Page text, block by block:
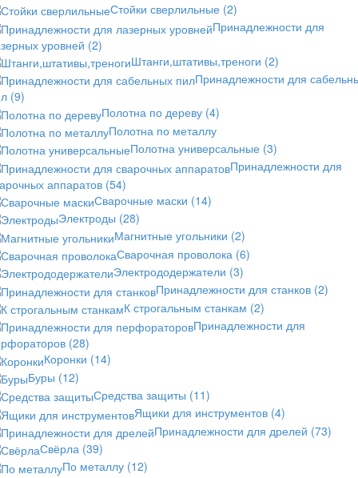
Стойки сверлильные (2)
Принадлежности для
уровней (2)
Штанги,штативы,треноги (2)
Принадлежности для
(9)
Полотна по дереву (4)
Полотна по металлу
Полотна универсальные (3)
Принадлежности для
аппаратов (54)
Сварочные маски (14)
Электроды (28)
Магнитные угольники (2)
Сварочная проволока (6)
Электрододержатели (3)
Принадлежности для станков (2)
К строгальным станкам (2)
Принадлежности для
(28)
Коронки (14)
Буры (12)
Средства защиты (11)
Ящики для инструментов (4)
Принадлежности для дрелей (73)
Свёрла (39)
По металлу (12)